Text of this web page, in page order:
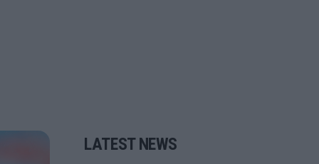
LATEST NEWS